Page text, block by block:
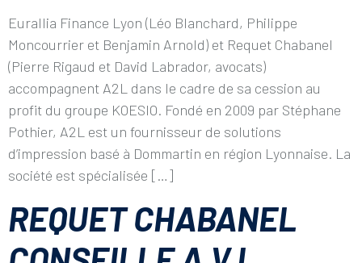
Eurallia Finance Lyon (Léo Blanchard, Philippe
Moncourrier et Benjamin Arnold) et Requet Chabanel
(Pierre Rigaud et David Labrador, avocats)
accompagnent A2L dans le cadre de sa cession au
profit du groupe KOESIO. Fondé en 2009 par Stéphane
Pothier, A2L est un fournisseur de solutions
d’impression basé à Dommartin en région Lyonnaise. La
société est spécialisée […]
REQUET CHABANEL